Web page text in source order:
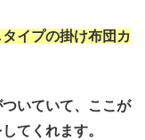
イプの掛け布団カ
いていて、ここが
てくれます。